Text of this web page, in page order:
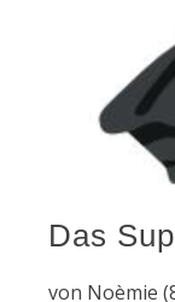
Das
von Noèmie